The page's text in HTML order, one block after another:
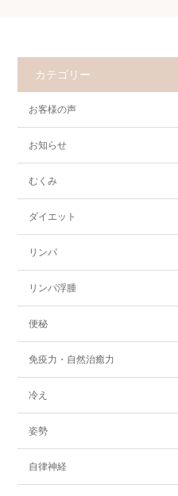
カテゴリー
お客様の声
お知らせ
むくみ
ダイエット
リンパ
リンパ浮腫
便秘
免疫力・自然治癒力
冷え
姿勢
自律神経